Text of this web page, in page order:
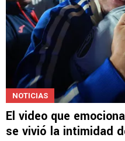
NOTICIAS
El video que
se vivió la intimidad